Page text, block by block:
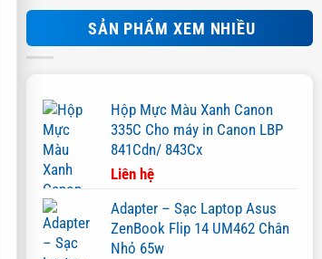
SẢN PHẨM XEM NHIỀU
Hộp Mực Màu Xanh Canon
335C Cho máy in Canon LBP
841Cdn/ 843Cx
Liên hệ
Adapter – Sạc Laptop Asus
ZenBook Flip 14 UM462 Chân
Nhỏ 65w